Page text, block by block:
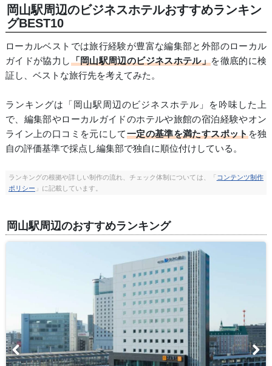
岡山駅周辺のビジネスホテルおすすめランキン
グBEST10
ローカルベストでは旅行経験が豊富な編集部と外部のローカル
ガイドが協力し「岡山駅周辺のビジネスホテル」を徹底的に検
証し、ベストな旅行先を考えてみた。
ランキングは「岡山駅周辺のビジネスホテル」を吟味した上
で、編集部やローカルガイドのホテルや旅館の宿泊経験やオン
ライン上の口コミを元にして一定の基準を満たすスポットを独
自の評価基準で採点し編集部で独自に順位付けしている。
ランキングの根拠や詳しい制作の流れ、チェック体制については、「 コンテンツ制作
ポリシー 」に記載しています。
岡山駅周辺のおすすめランキング